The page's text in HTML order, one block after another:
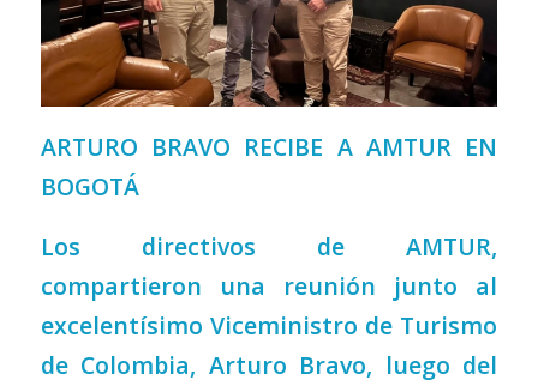
ARTURO BRAVO RECIBE A AMTUR EN
BOGOTÁ
Los directivos de AMTUR,
compartieron una reunión junto al
excelentísimo Viceministro de Turismo
de Colombia, Arturo Bravo, luego del